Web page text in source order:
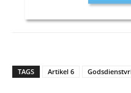
TAGS Artikel 6